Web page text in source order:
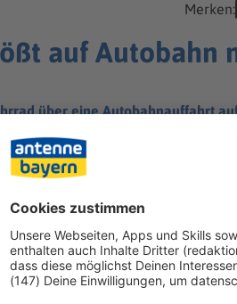
Merken:
auf Autobahn
über eine Autobahnauffahrt